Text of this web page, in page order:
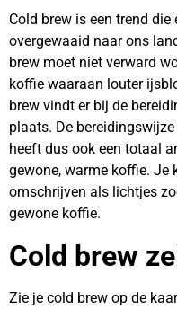
Cold brew is een trend
overgewaaid naar ons
brew moet niet verward
koffie waaraan louter
brew vindt er bij de
plaats. De
heeft dus ook een totaal
gewone, warme koffie. Je
omschrijven als lichtjes
gewone koffie.
Cold brew
Zie je cold brew op de